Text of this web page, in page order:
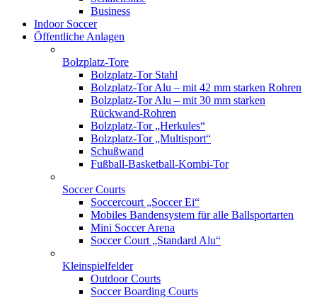
Business
Indoor Soccer
Öffentliche Anlagen
Bolzplatz-Tore
Bolzplatz-Tor Stahl
Bolzplatz-Tor Alu – mit 42 mm starken Rohren
Bolzplatz-Tor Alu – mit 30 mm starken
Rückwand-Rohren
Bolzplatz-Tor „Herkules“
Bolzplatz-Tor „Multisport“
Schußwand
Fußball-Basketball-Kombi-Tor
Soccer Courts
Soccercourt „Soccer Ei“
Mobiles Bandensystem für alle Ballsportarten
Mini Soccer Arena
Soccer Court „Standard Alu“
Kleinspielfelder
Outdoor Courts
Soccer Boarding Courts